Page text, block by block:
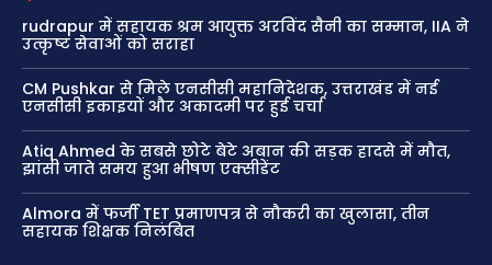
rudrapur में सहायक श्रम आयुक्त अरविंद सैनी का सम्मान, IIA ने
उत्कृष्ट सेवाओं को सराहा
CM Pushkar से मिले एनसीसी महानिदेशक, उत्तराखंड में नई
एनसीसी इकाइयों और अकादमी पर हुई चर्चा
Atiq Ahmed के सबसे छोटे बेटे अबान की सड़क हादसे में मौत,
झांसी जाते समय हुआ भीषण एक्सीडेंट
Almora में फर्जी TET प्रमाणपत्र से नौकरी का खुलासा, तीन
सहायक शिक्षक निलंबित